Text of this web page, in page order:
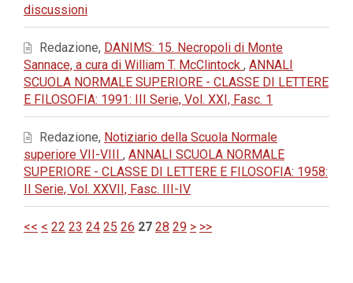
discussioni
Redazione, DANIMS: 15. Necropoli di Monte
Sannace, a cura di William T. McClintock , ANNALI
SCUOLA NORMALE SUPERIORE - CLASSE DI LETTERE
E FILOSOFIA: 1991: III Serie, Vol. XXI, Fasc. 1
Redazione, Notiziario della Scuola Normale
superiore VII-VIII , ANNALI SCUOLA NORMALE
SUPERIORE - CLASSE DI LETTERE E FILOSOFIA: 1958:
II Serie, Vol. XXVII, Fasc. III-IV
<< < 22 23 24 25 26 27 28 29 > >>